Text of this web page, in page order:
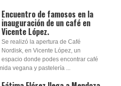
Encuentro de famosos en la
inauguración de un café en
Vicente López.
Se realizó la apertura de Café
Nordisk, en Vicente López, un
espacio donde podes encontrar café
vegana y pastelería ...